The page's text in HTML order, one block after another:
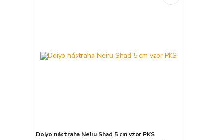
Doiyo nástraha Neiru Shad 5 cm vzor PKS